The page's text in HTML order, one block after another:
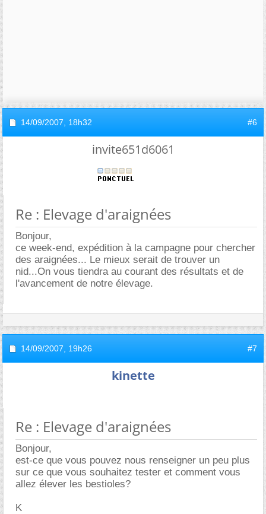
14/09/2007, 18h32 #6
invite651d6061
Re : Elevage d'araignées
Bonjour,
ce week-end, expédition à la campagne pour chercher
des araignées... Le mieux serait de trouver un
nid...On vous tiendra au courant des résultats et de
l'avancement de notre élevage.
14/09/2007, 19h26 #7
kinette
Re : Elevage d'araignées
Bonjour,
est-ce que vous pouvez nous renseigner un peu plus
sur ce que vous souhaitez tester et comment vous
allez élever les bestioles?
K